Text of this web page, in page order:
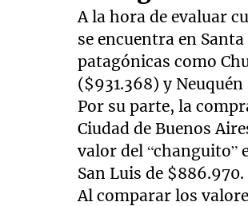
A la hora de evaluar
se encuentra en
patagónicas como
($931.368) y Neuquén
Por su parte, la
Ciudad de Buenos
valor del “changuito”
San Luis de $886.970.
Al comparar los